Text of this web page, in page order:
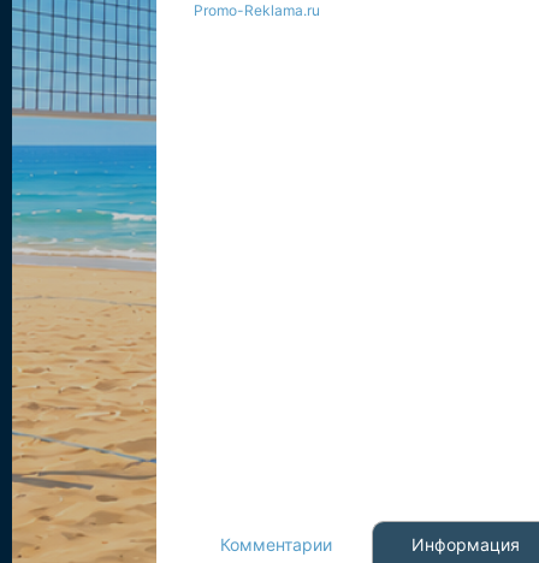
Promo-Reklama.ru
Комментарии Информация